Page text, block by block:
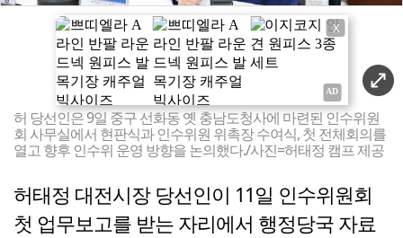
X
허 당선인은 9일 중구 선화동 옛 충남도청사에 마련된 인수위원
회 사무실에서 현판식과 인수위원 위촉장 수여식, 첫 전체회의를
열고 향후 인수위 운영 방향을 논의했다./사진=허태정 캠프 제공
허태정 대전시장 당선인이 11일 인수위원회
첫 업무보고를 받는 자리에서 행정당국 자료